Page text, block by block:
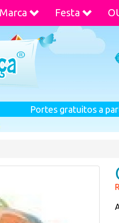
Marca Festa
Portes gratuitos a